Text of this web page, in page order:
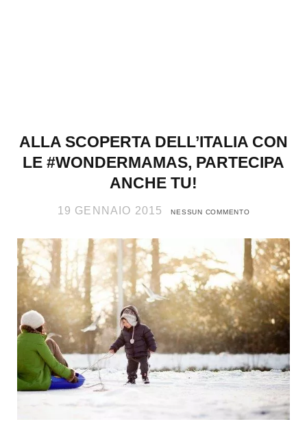
ALLA SCOPERTA DELL’ITALIA CON
LE #WONDERMAMAS, PARTECIPA
ANCHE TU!
19 GENNAIO 2015 NESSUN COMMENTO